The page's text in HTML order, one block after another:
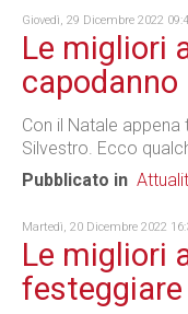
Giovedì, 29 Dicembre 2022
Le migliori
capodanno
Con il Natale
Silvestro. Ecco
Pubblicato in
Martedì, 20 Dicembre 2022
Le migliori